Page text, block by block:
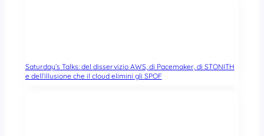
Saturday’s Talks: del disservizio AWS, di Pacemaker, di STONITH
e dell’illusione che il cloud elimini gli SPOF